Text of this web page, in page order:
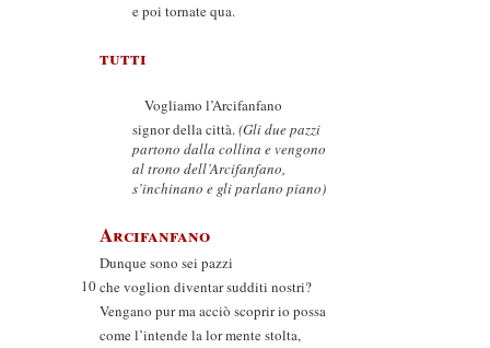
e poi tornate qua.
tutti
Vogliamo l’Arcifanfano
signor della città.(Gli due pazzi
partono dalla collina e vengono
al trono dell’Arcifanfano,
s’inchinano e gli parlano piano)
Arcifanfano
Dunque sono sei pazzi
10che voglion diventar sudditi nostri?
Vengano pur ma acciò scoprir io possa
come l’intende la lor mente stolta,